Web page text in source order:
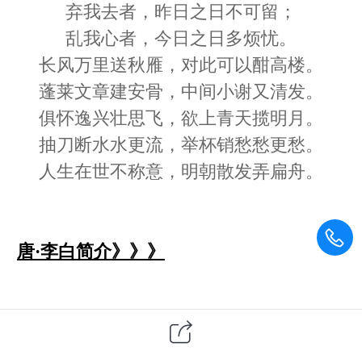
弃我去者，昨日之日不可留；
乱我心者，今日之日多烦忧。
长风万里送秋雁，对此可以酣高楼。
蓬莱文章建安骨，中间小谢又清发。
俱怀逸兴壮思飞，欲上青天揽明月。
抽刀断水水更流，举杯销愁愁更愁。
人生在世不称意，明朝散发弄扁舟。
唐·李白简介》》》
声明：此篇为西部文化网原创文章，转载请标明出处
http://m.xbculture.com/h-nd-353.html